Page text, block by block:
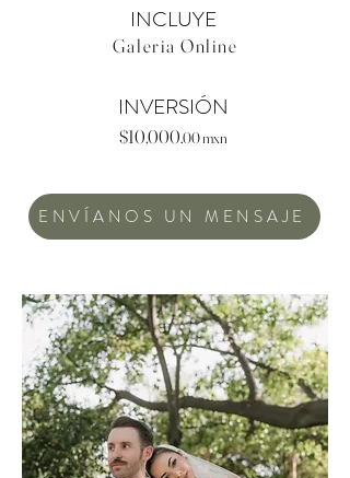
INCLUYE
Galeria Online
INVERSIÓN
$10,000.00 mxn
ENVÍANOS UN MENSAJE